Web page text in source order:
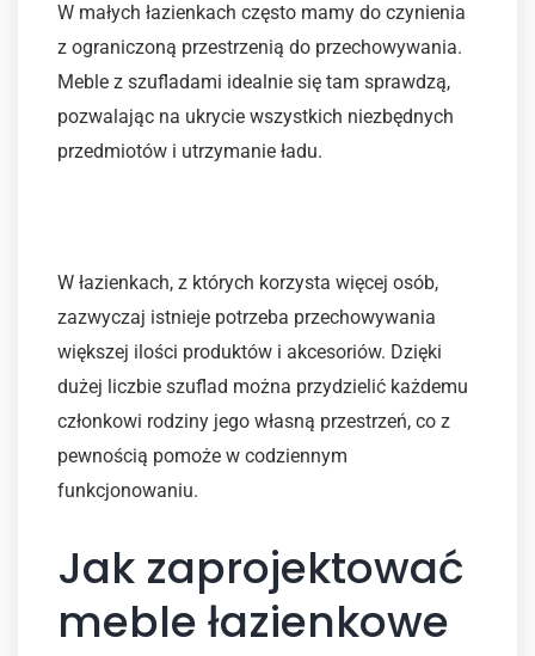
W małych łazienkach często mamy do czynienia
z ograniczoną przestrzenią do przechowywania.
Meble z szufladami idealnie się tam sprawdzą,
pozwalając na ukrycie wszystkich niezbędnych
przedmiotów i utrzymanie ładu.
W łazienkach, z których korzysta więcej osób,
zazwyczaj istnieje potrzeba przechowywania
większej ilości produktów i akcesoriów. Dzięki
dużej liczbie szuflad można przydzielić każdemu
członkowi rodziny jego własną przestrzeń, co z
pewnością pomoże w codziennym
funkcjonowaniu.
Jak zaprojektować
meble łazienkowe